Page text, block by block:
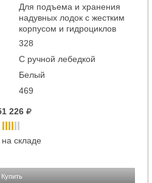
Для подъема и хранения
надувных лодок с жестким
корпусом и гидроциклов
328
С ручной лебедкой
Белый
469
226
на складе
Купить